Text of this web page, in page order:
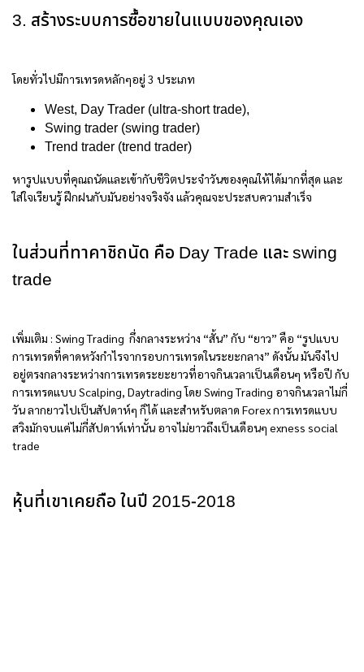
3. สร้างระบบการซื้อขายในแบบของคุณเอง
โดยทั่วไปมีการเทรดหลักๆอยู่ 3 ประเภท
West, Day Trader (ultra-short trade),
Swing trader (swing trader)
Trend trader (trend trader)
หารูปแบบที่คุณถนัดและเข้ากับชีวิตประจำวันของคุณให้ได้มากที่สุด และ
ใส่ใจเรียนรู้ ฝึกฝนกับมันอย่างจริงจัง แล้วคุณจะประสบความสำเร็จ
ในส่วนที่ทาคาชิถนัด คือ Day Trade และ swing
trade
เพิ่มเติม : Swing Trading กึ่งกลางระหว่าง “สั้น” กับ “ยาว” คือ “รูปแบบ
การเทรดที่คาดหวังกำไรจากรอบการเทรดในระยะกลาง” ดังนั้น มันจึงไป
อยู่ตรงกลางระหว่างการเทรดระยะยาวที่อาจกินเวลาเป็นเดือนๆ หรือปี กับ
การเทรดแบบ Scalping, Daytrading โดย Swing Trading อาจกินเวลาไม่กี่
วัน ลากยาวไปเป็นสัปดาห์ๆ ก็ได้ และสำหรับตลาด Forex การเทรดแบบ
สวิงมักจบแค่ไม่กี่สัปดาห์เท่านั้น อาจไม่ยาวถึงเป็นเดือนๆ exness social
trade
หุ้นที่เขาเคยถือ ในปี 2015-2018